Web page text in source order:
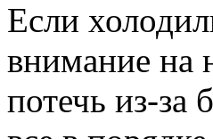
Если
внимание на
потечь из-за